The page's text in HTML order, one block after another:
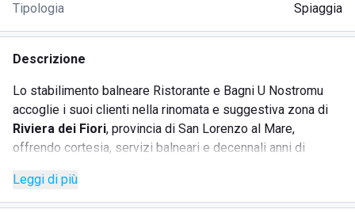
Tipologia Spiaggia
Descrizione
Lo stabilimento balneare Ristorante e Bagni U Nostromu
accoglie i suoi clienti nella rinomata e suggestiva zona di
Riviera dei Fiori, provincia di San Lorenzo al Mare,
offrendo cortesia, servizi balneari e decennali anni di
attenzione ad ogni dettaglio ed una vista mare mozzafiato,
con personale competente ed un rapporto qualità prezzo
Leggi di più